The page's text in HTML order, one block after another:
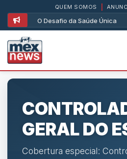
O Desafio da Saúde Única
QUEM SOMOS
GERAL DO
Cobertura especial: